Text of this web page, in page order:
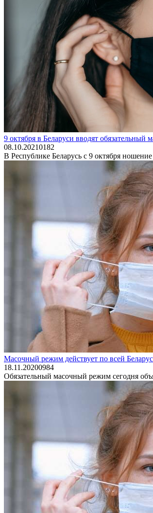
9 октября в Беларуси вводят обязательный
08.10.20210182
В Республике Беларусь с 9 октября
Масочный режим действует по всей
18.11.20200984
Обязательный масочный режим сегодня